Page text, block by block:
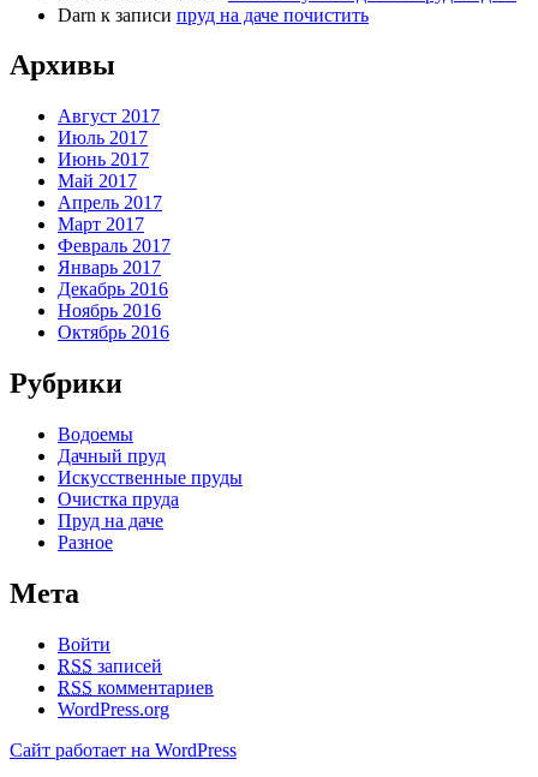
Darn к записи пруд на даче почистить
Архивы
Август 2017
Июль 2017
Июнь 2017
Май 2017
Апрель 2017
Март 2017
Февраль 2017
Январь 2017
Декабрь 2016
Ноябрь 2016
Октябрь 2016
Рубрики
Водоемы
Дачный пруд
Искусственные пруды
Очистка пруда
Пруд на даче
Разное
Мета
Войти
RSS записей
RSS комментариев
WordPress.org
Сайт работает на WordPress